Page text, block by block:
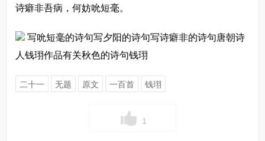
诗癖非吾病，何妨吮短毫。
写吮短毫的诗句写夕阳的诗句写诗癖非的诗句唐朝诗
人钱珝作品有关秋色的诗句钱珝
二十一 无题 原文 一百首 钱珝
1